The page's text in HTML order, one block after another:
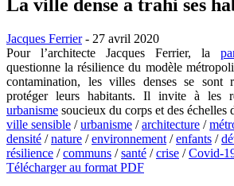
La ville dense a trahi ses
Jacques Ferrier- 27 avril 2020
Pour l’architecte Jacques Ferrier, la
questionne la résilience du modèle
contamination, les villes denses se sont
protéger leurs habitants. Il invite à les
urbanisme soucieux du corps et des échelles
ville sensible /urbanisme /architecture /
densité /nature /environnement /enfants /
résilience /communs /santé /crise /Covid-
Télécharger au format PDF